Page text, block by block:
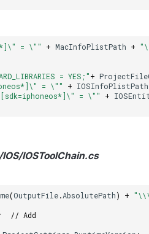
= \"" + MacInfoPlistPath +
= YES;"+
= \"" + IOSInfoPlistPath
= \"" +
IOSToolChain.cs
(OutputFile.AbsolutePath) +
;
// Add